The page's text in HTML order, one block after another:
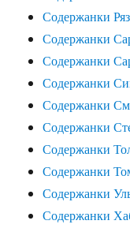
Содержанки
Содержанки
Содержанки
Содержанки
Содержанки
Содержанки
Содержанки
Содержанки
Содержанки
Содержанки